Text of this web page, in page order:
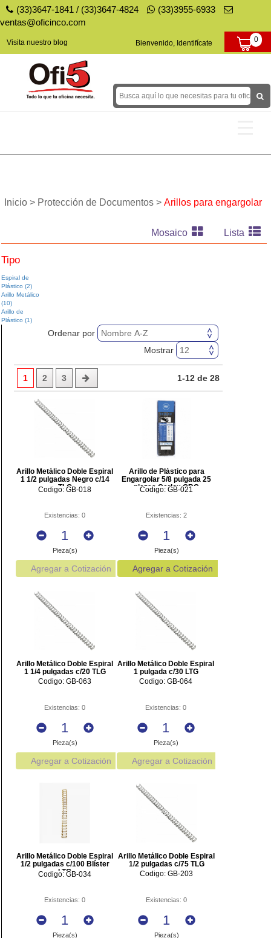
(33)3647-1841 / (33)3647-4824
(33)3955-6933
ventas@oficinco.com
Visita nuestro blog Bienvenido, Identifícate 0
Decoración para Fiestas
Cómputo y Electrónica
Protección de Documentos
Muebles
Limpieza e Higiene
Cafetería y Alimentos
Destrucción de Documentos
Inicio > Protección de Documentos > Arillos para engargolar
Mosaico Lista
Tipo
Espiral de
Plástico (2)
Arillo Metálico
(10)
Arillo de
Plástico (1)
Ordenar por
Mostrar
1 2 3 1-12 de 28
Arillo Metálico Doble Espiral
1 1/2 pulgadas Negro c/14
TLG
Codigo: GB-018
Existencias: 0
Pieza(s)
Agregar a Cotización
Arillo de Plástico para
Engargolar 5/8 pulgada 25
piezas Cerlox GBC
Codigo: GB-021
Existencias: 2
Pieza(s)
Agregar a Cotización
Arillo Metálico Doble Espiral
1 1/4 pulgadas c/20 TLG
Codigo: GB-063
Existencias: 0
Pieza(s)
Agregar a Cotización
Arillo Metálico Doble Espiral
1 pulgada c/30 LTG
Codigo: GB-064
Existencias: 0
Pieza(s)
Agregar a Cotización
Arillo Metálico Doble Espiral
1/2 pulgadas c/100 Blíster
LTG
Codigo: GB-034
Existencias: 0
Pieza(s)
Arillo Metálico Doble Espiral
1/2 pulgadas c/75 TLG
Codigo: GB-203
Existencias: 0
Pieza(s)